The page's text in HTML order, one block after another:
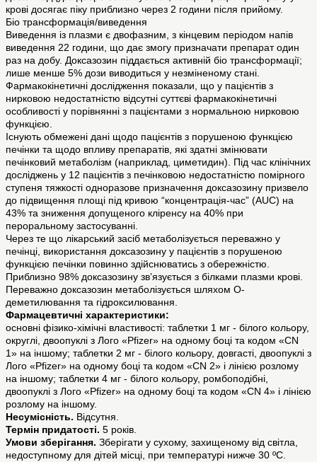
крові досягає піку приблизно через 2 години після прийому.
Біо трансформація/виведення
Виведення із плазми є двофазним, з кінцевим періодом напів
виведення 22 години, що дає змогу призначати препарат один
раз на добу. Доксазозин піддається активній біо трансформації;
лише менше 5% дози виводиться у незміненому стані.
Фармакокінетичні дослідження показали, що у пацієнтів з
нирковою недостатністю відсутні суттєві фармакокінетичні
особливості у порівнянні з пацієнтами з нормальною нирковою
функцією.
Існують обмежені дані щодо пацієнтів з порушеною функцією
печінки та щодо впливу препаратів, які здатні змінювати
печінковий метаболізм (наприклад, циметидин). Під час клінічних
досліджень у 12 пацієнтів з печінковою недостатністю помірного
ступеня тяжкості одноразове призначення доксазозину призвело
до підвищення площі під кривою “концентрація-час” (AUC) на
43% та зниження допущеного кліренсу на 40% при
пероральному застосуванні.
Через те що лікарський засіб метаболізується переважно у
печінці, використання доксазозину у пацієнтів з порушеною
функцією печінки повинно здійснюватись з обережністю.
Приблизно 98% доксазозину зв’язується з білками плазми крові.
Переважно доксазозин метаболізується шляхом О-
деметилювання та гідроксилювання.
Фармацевтичні характеристики:
основні фізико-хімічні властивості: таблетки 1 мг - білого кольору,
округлі, двоопуклі з Лого «Pfizer» на одному боці та кодом «CN
1» на іншому; таблетки 2 мг - білого кольору, довгасті, двоопуклі з
Лого «Pfizer» на одному боці та кодом «CN 2» і лінією розлому
на іншому; таблетки 4 мг - білого кольору, ромбоподібні,
двоопуклі з Лого «Pfizer» на одному боці та кодом «CN 4» і лінією
розлому на іншому.
Несумісність. Відсутня.
Термін придатості. 5 років.
Умови зберігання. Зберігати у сухому, захищеному від світла,
недоступному для дітей місці, при температурі нижче 30 ºC.